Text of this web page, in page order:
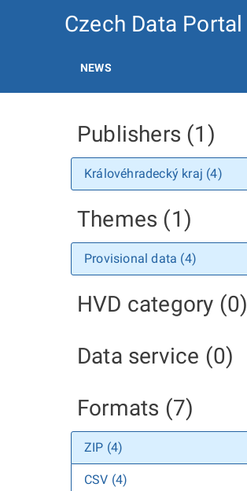
Czech Data Portal
NEWS
Publishers (1)
Královéhradecký kraj (4)
Themes (1)
Provisional data (4)
HVD category (0)
Data service (0)
Formats (7)
ZIP (4)
CSV (4)